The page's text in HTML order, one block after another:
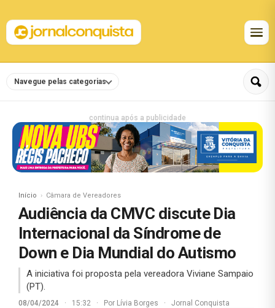
Navegue pelas categorias
continua após a publicidade
Início Câmara de Vereadores
Audiência da CMVC discute Dia
Internacional da Síndrome de
Down e Dia Mundial do Autismo
A iniciativa foi proposta pela vereadora Viviane Sampaio
(PT).
08/04/2024 · 15:32 · Por Lívia Borges · Jornal Conquista